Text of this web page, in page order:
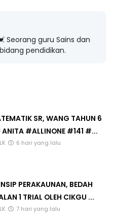
Seorang guru Sains dan
pendidikan.
SR, WANG TAHUN 6
ANITA #ALLINONE #141 #...
6 hari yang lalu
PERAKAUNAN, BEDAH
1 TRIAL OLEH CIKGU ...
7 hari yang lalu